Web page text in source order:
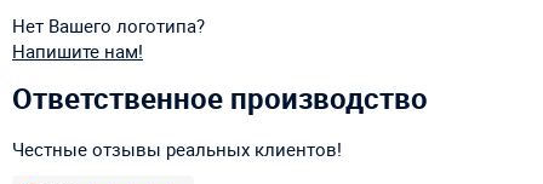
Нет Вашего логотипа?
Напишите нам!
Ответственное производство
Честные отзывы реальных клиентов!